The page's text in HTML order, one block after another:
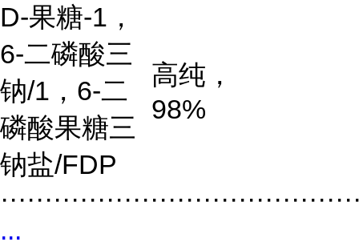
D-果糖-1 ，
6-二磷酸三
钠/1 ， 6-二
磷酸果糖三
钠盐/FDP
高纯，
98%
...